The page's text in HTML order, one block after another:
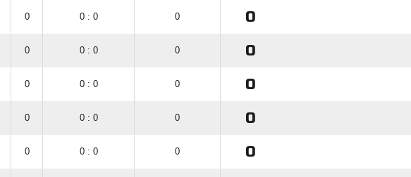
0 0 : 0 0 0
0 0 : 0 0 0
0 0 : 0 0 0
0 0 : 0 0 0
0 0 : 0 0 0